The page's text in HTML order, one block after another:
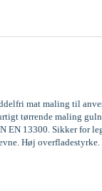
mat maling til
tørrende maling
EN 13300. Sikker for
Høj overfladestyrke.